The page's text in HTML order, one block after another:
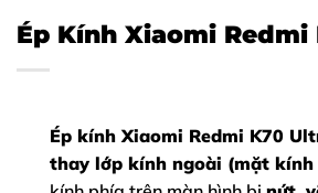
Ép Kính Xiaomi Redmi
Ép kính Xiaomi Redmi K70
thay lớp kính ngoài (mặt kính